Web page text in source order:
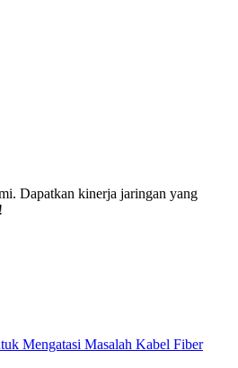
Dapatkan kinerja jaringan yang
Mengatasi Masalah Kabel Fiber